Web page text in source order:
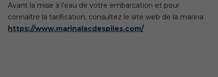
Avant la mise à l'eau de votre embarcation et pour
connaître la tarification, consultez le site web de la marina
https://www.marinalacdespiles.com/